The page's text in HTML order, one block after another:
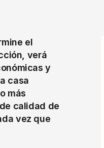
el
verá
y
casa
más
calidad de
vez que